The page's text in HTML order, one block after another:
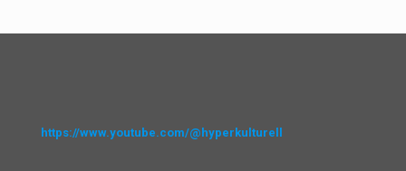
https://www.youtube.com/@hyperkulturell